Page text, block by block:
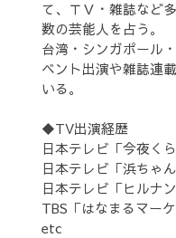
て、ＴＶ・雑誌など
数の芸能人を占う。
台湾・シンガポール
ベント出演や雑誌連
いる。
◆TV出演経歴
日本テレビ「今夜く
日本テレビ「浜ちゃん
日本テレビ「ヒルナン
TBS「はなまるマーケ
etc